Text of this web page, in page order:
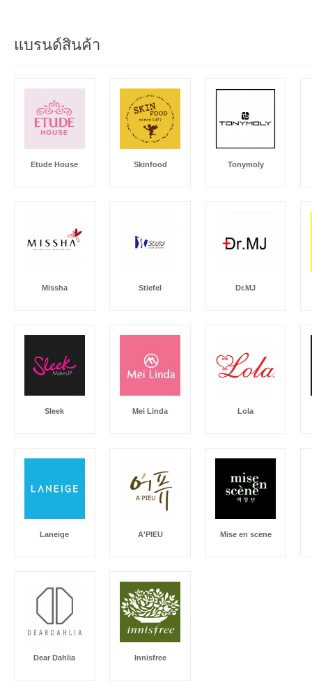
แบรนด์สินค้า
Etude House Skinfood Tonymoly
Missha Stiefel Dr.MJ
Sleek Mei Linda Lola
Laneige A'PIEU Mise en scene
Dear Dahlia Innisfree